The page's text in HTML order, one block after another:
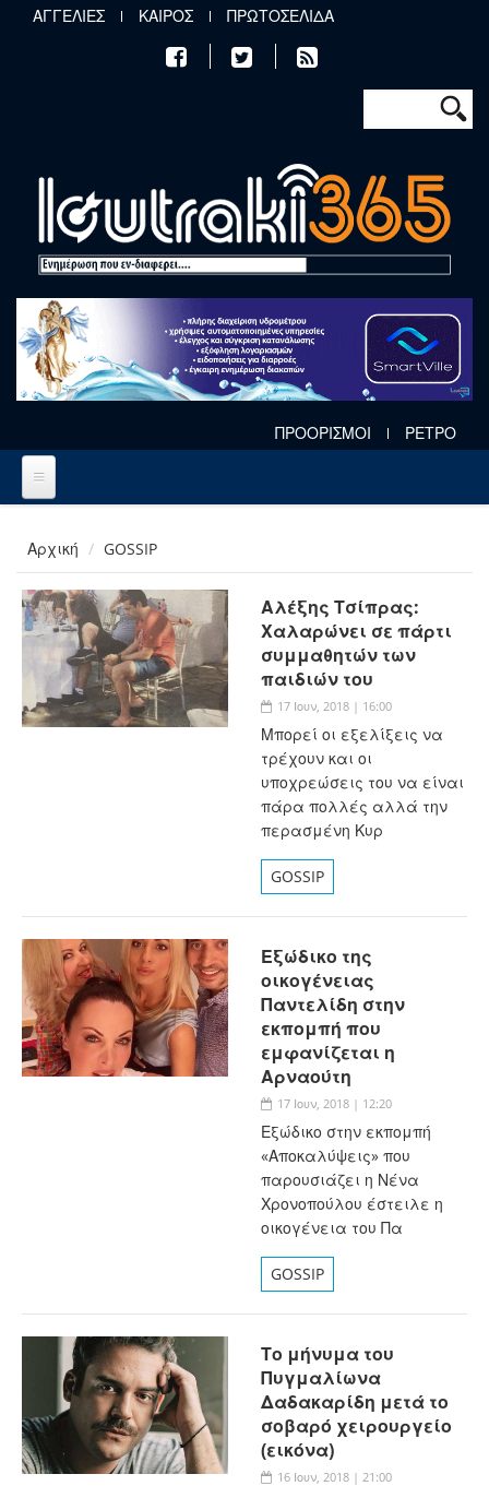
Παράκαμψη προς το κυρίως περιεχόμενο
ΑΓΓΕΛΙΕΣ ΚΑΙΡΟΣ ΠΡΩΤΟΣΕΛΙΔΑ
Φόρμα
Αναζήτηση
ΠΡΟΟΡΙΣΜΟΙ ΡΕΤΡΟ
Αρχική GOSSIP
Αλέξης Τσίπρας:
Χαλαρώνει σε πάρτι
συμμαθητών των
παιδιών του
17 Ιουν, 2018 | 16:00
Μπορεί οι εξελίξεις να
τρέχουν και οι
υποχρεώσεις του να είναι
πάρα πολλές αλλά την
περασμένη Κυρ
GOSSIP
Εξώδικο της
οικογένειας
Παντελίδη στην
εκπομπή που
εμφανίζεται η
Αρναούτη
17 Ιουν, 2018 | 12:20
Εξώδικο στην εκπομπή
«Αποκαλύψεις» που
παρουσιάζει η Νένα
Χρονοπούλου έστειλε η
οικογένεια του Πα
GOSSIP
Το μήνυμα του
Πυγμαλίωνα
Δαδακαρίδη μετά το
σοβαρό χειρουργείο
(εικόνα)
16 Ιουν, 2018 | 21:00